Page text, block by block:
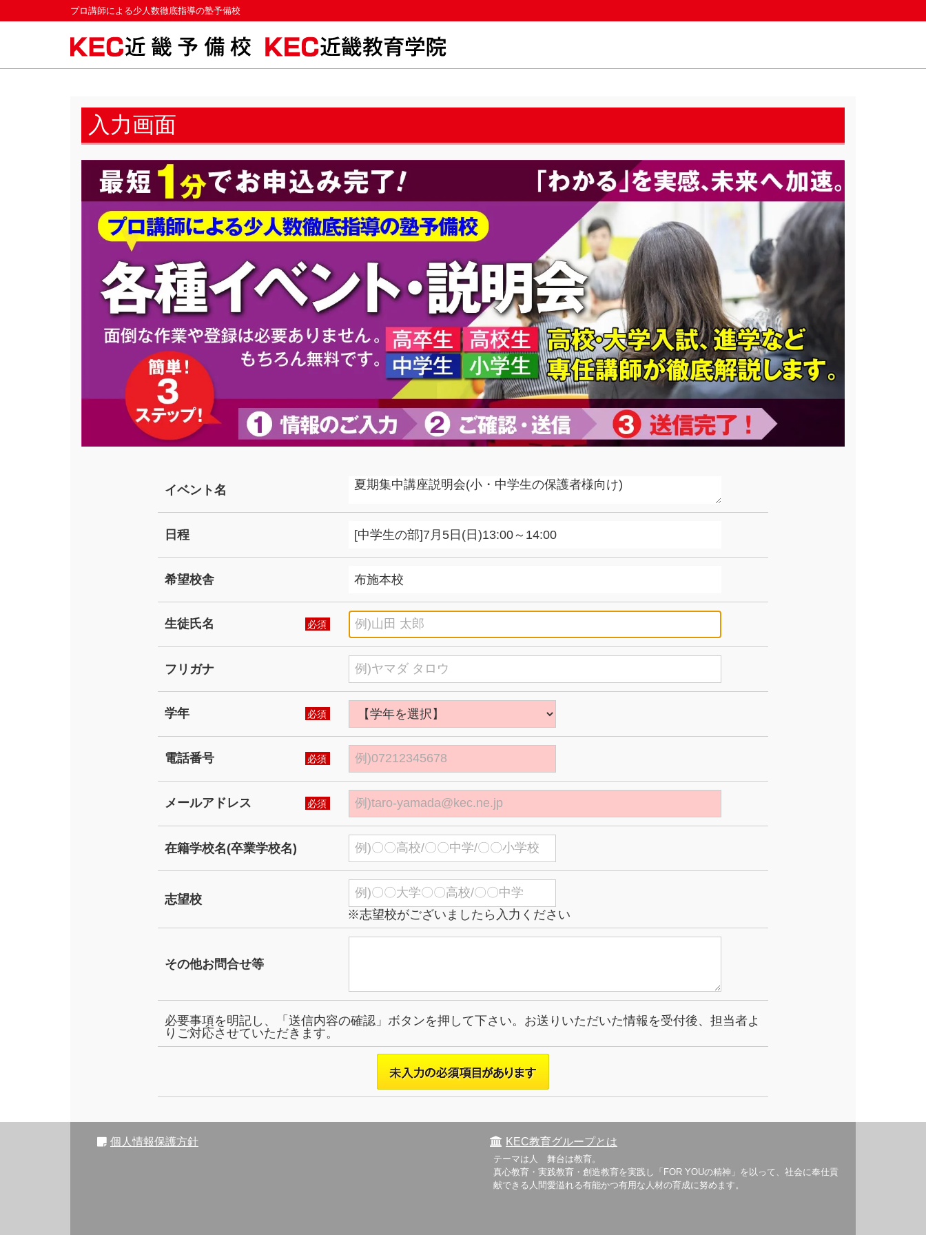
プロ講師による少人数徹底指導の塾予備校
入力画面
イベント名
日程
希望校舎
生徒氏名 必須
フリガナ
学年 必須
電話番号 必須
メールアドレス 必須
在籍学校名(卒業学校名)
志望校
※志望校がございましたら入力ください
その他お問合せ等
必要事項を明記し、「送信内容の確認」ボタンを押して下さい。お送りいただいた情報を受付後、担当者よ
りご対応させていただきます。
個人情報保護方針 KEC教育グループとは
テーマは人 舞台は教育。
真心教育・実践教育・創造教育を実践し「FOR YOUの精神」を以って、社会に奉仕貢
献できる人間愛溢れる有能かつ有用な人材の育成に努めます。